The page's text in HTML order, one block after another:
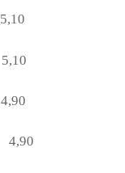
5,10
5,10
4,90
4,90